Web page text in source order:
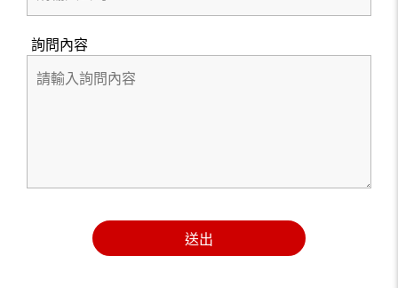
詢問內容
送出